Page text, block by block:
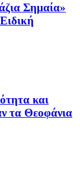
Σημαία»
και
τα Θεοφάνια